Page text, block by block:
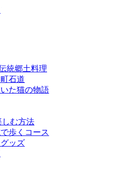
統郷土料理
石道
た猫の物語
しむ方法
歩くコース
ッズ